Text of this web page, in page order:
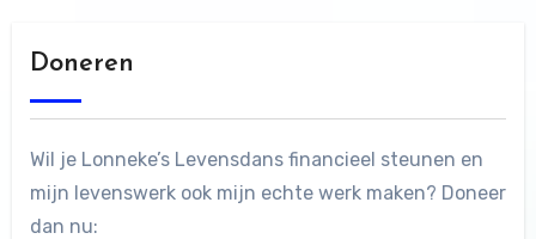
Doneren
Wil je Lonneke’s Levensdans financieel steunen en
mijn levenswerk ook mijn echte werk maken? Doneer
dan nu: